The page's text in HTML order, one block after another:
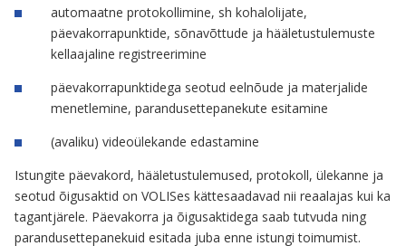
automaatne protokollimine, sh kohalolijate,
päevakorrapunktide, sõnavõttude ja hääletustulemuste
kellaajaline registreerimine
päevakorrapunktidega seotud eelnõude ja materjalide
menetlemine, parandusettepanekute esitamine
(avaliku) videoülekande edastamine
Istungite päevakord, hääletustulemused, protokoll, ülekanne ja
seotud õigusaktid on VOLISes kättesaadavad nii reaalajas kui ka
tagantjärele. Päevakorra ja õigusaktidega saab tutvuda ning
parandusettepanekuid esitada juba enne istungi toimumist.